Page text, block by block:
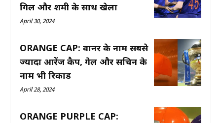
गिल और शमी के साथ खेला
April 30, 2024
ORANGE CAP: वार्नर के नाम सबसे
ज्यादा आरेंज कैप, गेल और सचिन के
नाम भी रिकार्ड
April 28, 2024
ORANGE PURPLE CAP: